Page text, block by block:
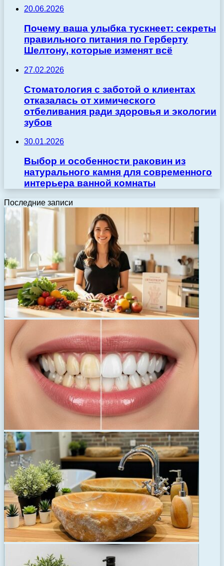
20.06.2026
Почему ваша улыбка тускнеет: секреты
правильного питания по Герберту
Шелтону, которые изменят всё
27.02.2026
Стоматология с заботой о клиентах
отказалась от химического
отбеливания ради здоровья и экологии
зубов
30.01.2026
Выбор и особенности раковин из
натурального камня для современного
интерьера ванной комнаты
Последние записи